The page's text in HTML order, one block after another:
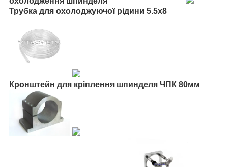
Трубка для охолоджуючої рідини 5.5х8
Кронштейн для кріплення шпинделя ЧПК 80мм